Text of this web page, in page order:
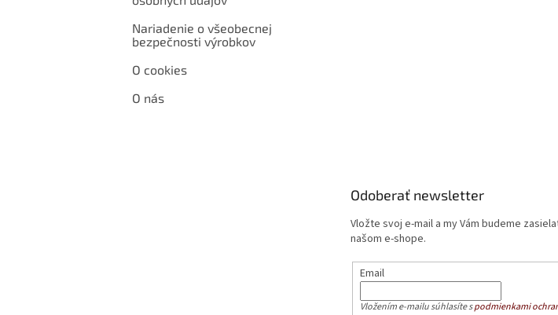
Nariadenie o všeobecnej
bezpečnosti výrobkov
O cookies
O nás
Odoberať newsletter
Vložte svoj e-mail a my Vám budeme
našom e-shope.
Email
Vložením e-mailu súhlasíte spodmienkami